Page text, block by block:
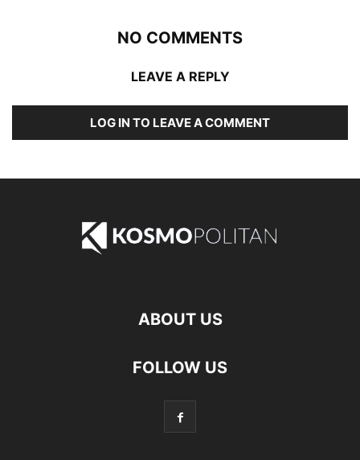
NO COMMENTS
LEAVE A REPLY
LOG IN TO LEAVE A COMMENT
ABOUT US
FOLLOW US